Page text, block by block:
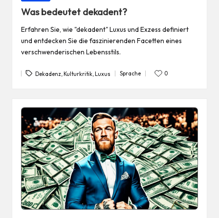
Was bedeutet dekadent?
Erfahren Sie, wie "dekadent" Luxus und Exzess definiert
und entdecken Sie die faszinierenden Facetten eines
verschwenderischen Lebensstils.
Tags: Dekadenz ,Kulturkritik ,Luxus
Posted
Sprache 0